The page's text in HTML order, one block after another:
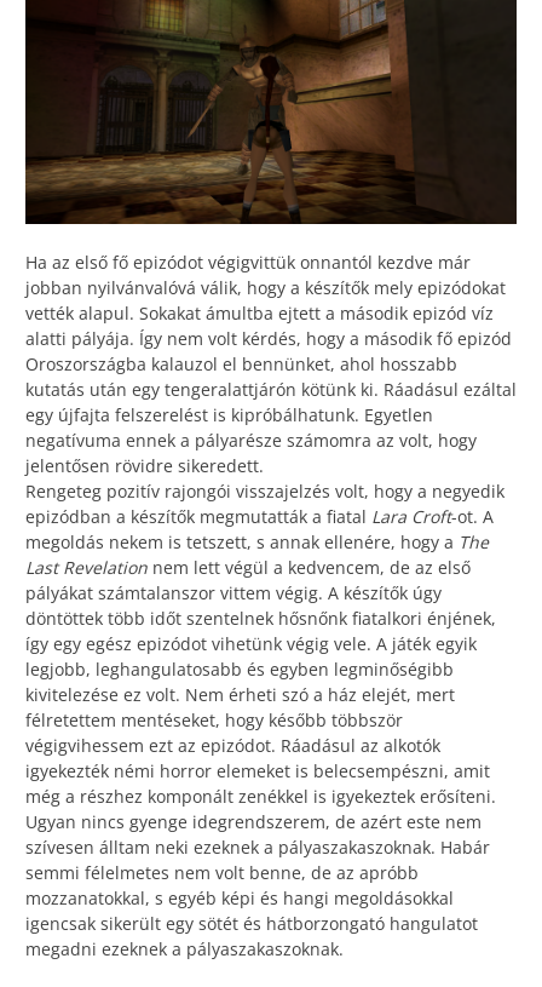
Ha az első fő epizódot végigvittük onnantól kezdve már
jobban nyilvánvalóvá válik, hogy a készítők mely epizódokat
vették alapul. Sokakat ámultba ejtett a második epizód víz
alatti pályája. Így nem volt kérdés, hogy a második fő epizód
Oroszországba kalauzol el bennünket, ahol hosszabb
kutatás után egy tengeralattjárón kötünk ki. Ráadásul ezáltal
egy újfajta felszerelést is kipróbálhatunk. Egyetlen
negatívuma ennek a pályarésze számomra az volt, hogy
jelentősen rövidre sikeredett.
Rengeteg pozitív rajongói visszajelzés volt, hogy a negyedik
epizódban a készítők megmutatták a fiatal Lara Croft-ot. A
megoldás nekem is tetszett, s annak ellenére, hogy a The
Last Revelation nem lett végül a kedvencem, de az első
pályákat számtalanszor vittem végig. A készítők úgy
döntöttek több időt szentelnek hősnőnk fiatalkori énjének,
így egy egész epizódot vihetünk végig vele. A játék egyik
legjobb, leghangulatosabb és egyben legminőségibb
kivitelezése ez volt. Nem érheti szó a ház elejét, mert
félretettem mentéseket, hogy később többször
végigvihessem ezt az epizódot. Ráadásul az alkotók
igyekezték némi horror elemeket is belecsempészni, amit
még a részhez komponált zenékkel is igyekeztek erősíteni.
Ugyan nincs gyenge idegrendszerem, de azért este nem
szívesen álltam neki ezeknek a pályaszakaszoknak. Habár
semmi félelmetes nem volt benne, de az apróbb
mozzanatokkal, s egyéb képi és hangi megoldásokkal
igencsak sikerült egy sötét és hátborzongató hangulatot
megadni ezeknek a pályaszakaszoknak.